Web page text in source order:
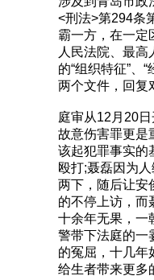
<刑法>第294条
霸一方，在一定
人民法院、最
的“组织特征”、
两个文件，回复
庭审从12月20
故意伤害罪更是
该起犯罪事实的
殴打;聂磊因为
两下，随后让安
的不停上访，而
十余年无果，一
警带下法庭的一
的冤屈，十几年
给生者带来更多